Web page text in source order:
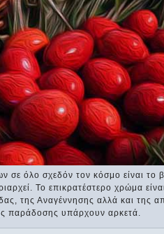
σε όλο σχεδόν τον κόσμο είναι
Το επικρατέστερο χρώμα
της Αναγέννησης αλλά και της
παράδοσης υπάρχουν αρκετά.